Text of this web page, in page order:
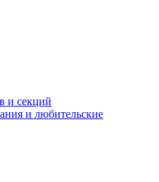
и секций
и любительские